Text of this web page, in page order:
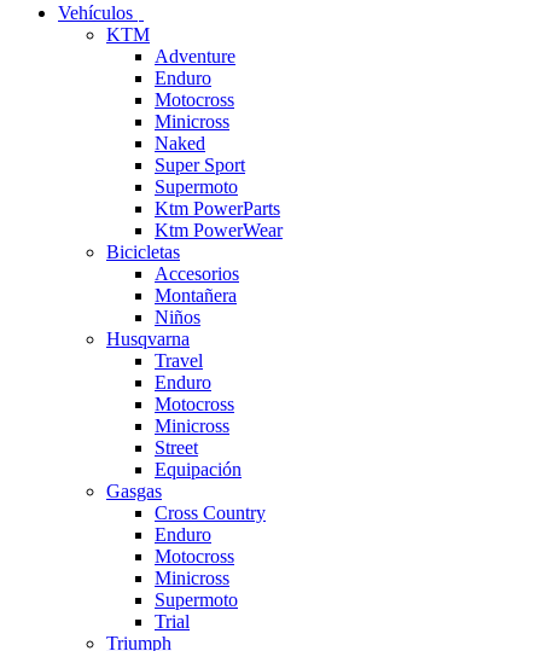
Vehículos
KTM
Adventure
Enduro
Motocross
Minicross
Naked
Super Sport
Supermoto
Ktm PowerParts
Ktm PowerWear
Bicicletas
Accesorios
Montañera
Niños
Husqvarna
Travel
Enduro
Motocross
Minicross
Street
Equipación
Gasgas
Cross Country
Enduro
Motocross
Minicross
Supermoto
Trial
Triumph